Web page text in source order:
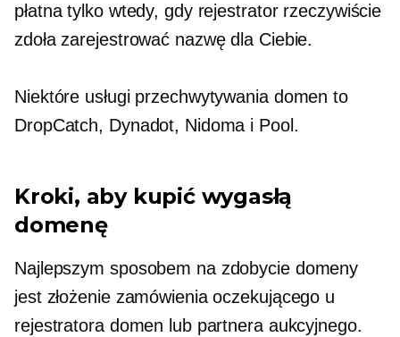
płatna tylko wtedy, gdy rejestrator rzeczywiście
zdoła zarejestrować nazwę dla Ciebie.
Niektóre usługi przechwytywania domen to
DropCatch, Dynadot, Nidoma i Pool.
Kroki, aby kupić wygasłą
domenę
Najlepszym sposobem na zdobycie domeny
jest złożenie zamówienia oczekującego u
rejestratora domen lub partnera aukcyjnego.